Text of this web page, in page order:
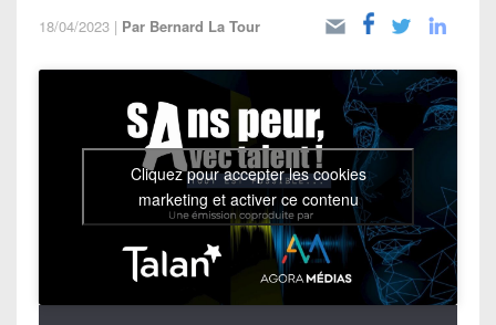
18/04/2023 | Par Bernard La Tour
Cliquez pour accepter les cookies
marketing et activer ce contenu